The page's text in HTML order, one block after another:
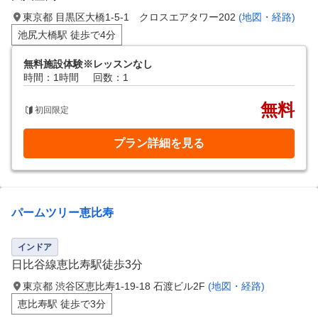
東京都 目黒区大橋1-5-1 クロスエアタワー202 (地図・経路)
池尻大橋駅 徒歩で4分
無料施設体験※レッスンなし
時間：1時間
回数：1
初回限定 無料
プラン詳細を見る
パームツリー恵比寿
インドア
日比谷線恵比寿駅徒歩3分
東京都 渋谷区恵比寿1-19-18 石渡ビル2F (地図・経路)
恵比寿駅 徒歩で3分